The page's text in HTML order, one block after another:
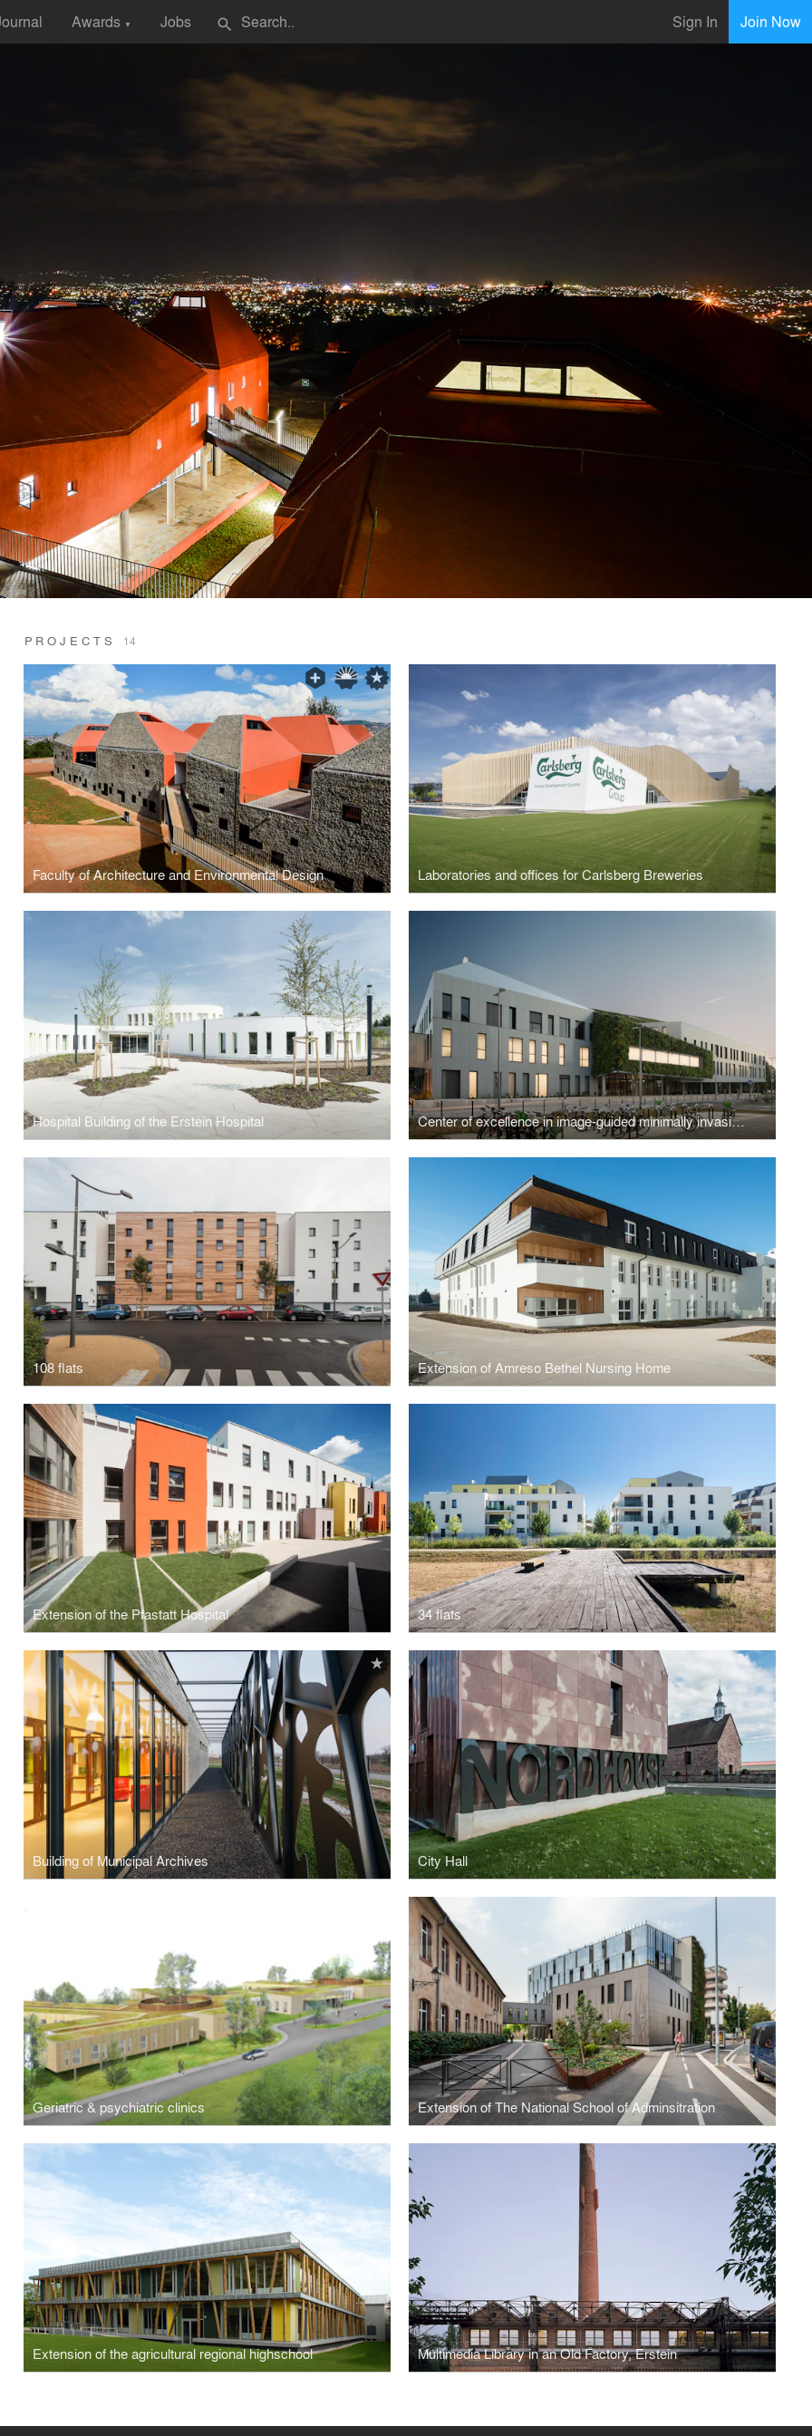
Awards ▼ Jobs search Sign In Join Now
PROJECTS 14
Faculty of Architecture and Environmental Design Laboratories and offices for Carlsberg Breweries
Hospital Building of the Erstein Hospital Center of excellence in image-guided minimally invasive surgery
108 flats Extension of Amreso Bethel Nursing Home
Extension of the Pfastatt Hospital 34 flats
Building of Municipal Archives City Hall
Geriatric & psychiatric clinics Extension of The National School of Adminsitration
Extension of the agricultural regional highschool Multimedia Library in an Old Factory, Erstein